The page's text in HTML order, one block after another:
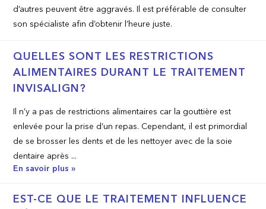
d’autres peuvent être aggravés. Il est préférable de consulter
son spécialiste afin d’obtenir l’heure juste.
QUELLES SONT LES RESTRICTIONS
ALIMENTAIRES DURANT LE TRAITEMENT
INVISALIGN?
Il n’y a pas de restrictions alimentaires car la gouttière est
enlevée pour la prise d’un repas. Cependant, il est primordial
de se brosser les dents et de les nettoyer avec de la soie
dentaire après ...
En savoir plus »
EST-CE QUE LE TRAITEMENT INFLUENCE